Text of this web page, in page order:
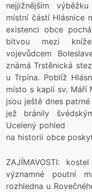
nejjižnějším
místní částí Hlásnice
existenci obce
bitvou mezi
vojevůdcem
známá Trstěnická
u Trpína. Poblíž
místo s kaplí sv. Máří
jsou ještě dnes patrné
jež bránily
Ucelený pohled
na historii obce
ZAJÍMAVOSTI:
významné poutní
rozhledna u